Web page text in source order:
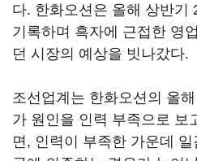
다. 한화오션은 올해 상반기
기록하며 흑자에 근접한 영
던 시장의 예상을 빗나갔다.
조선업계는 한화오션의 올
가 원인을 인력 부족으로 보
면, 인력이 부족한 가운데